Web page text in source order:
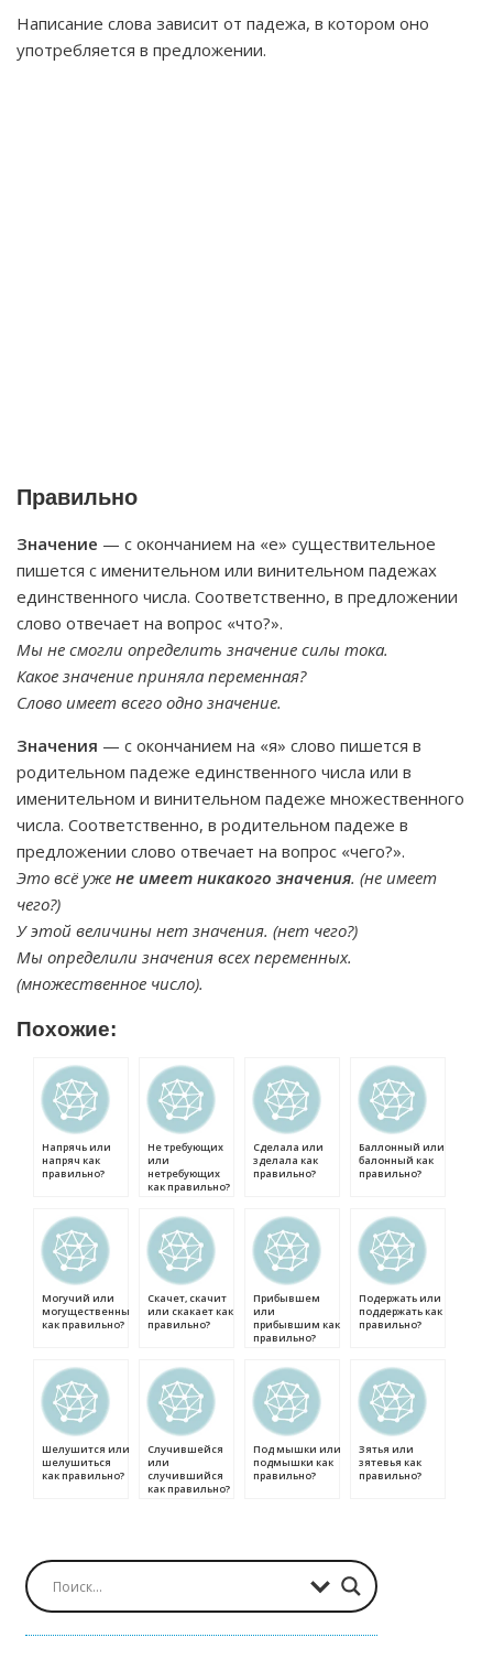
Написание слова зависит от падежа, в котором оно
употребляется в предложении.
Правильно
Значение — с окончанием на «е» существительное
пишется с именительном или винительном падежах
единственного числа. Соответственно, в предложении
слово отвечает на вопрос «что?».
Мы не смогли определить значение силы тока.
Какое значение приняла переменная?
Слово имеет всего одно значение.
Значения — с окончанием на «я» слово пишется в
родительном падеже единственного числа или в
именительном и винительном падеже множественного
числа. Соответственно, в родительном падеже в
предложении слово отвечает на вопрос «чего?».
Это всё уже не имеет никакого значения. (не имеет
чего?)
У этой величины нет значения. (нет чего?)
Мы определили значения всех переменных.
(множественное число).
Похожие:
Напрячь или
напряч как
правильно?
Не требующих
или
нетребующих
как правильно?
Сделала или
зделала как
правильно?
Баллонный или
балонный как
правильно?
Могучий или
могущественный
как правильно?
Скачет, скачит
или скакает как
правильно?
Прибывшем
или
прибывшим как
правильно?
Подержать или
поддержать как
правильно?
Шелушится или
шелушиться
как правильно?
Случившейся
или
случившийся
как правильно?
Под мышки или
подмышки как
правильно?
Зятья или
зятевья как
правильно?